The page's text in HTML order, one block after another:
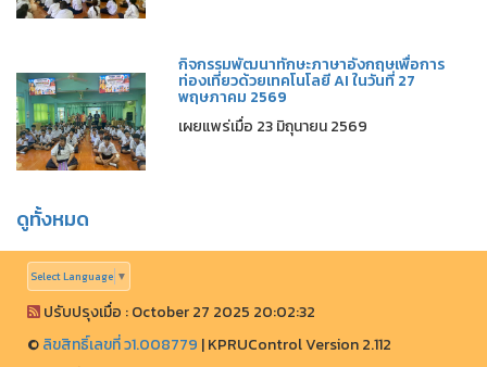
กิจกรรมพัฒนาทักษะภาษาอังกฤษเพื่อการ
ท่องเที่ยวด้วยเทคโนโลยี AI ในวันที่ 27
พฤษภาคม 2569
เผยแพร่เมื่อ 23 มิถุนายน 2569
ดูทั้งหมด
Select Language ▼
ปรับปรุงเมื่อ : October 27 2025 20:02:32
©ลิขสิทธิ์เลขที่ ว1.008779 |KPRUControl Version 2.112